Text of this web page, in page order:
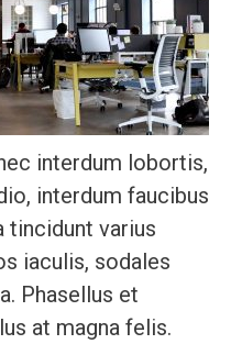
interdum lobortis,
interdum faucibus
tincidunt varius
iaculis, sodales
Phasellus et
at magna felis.